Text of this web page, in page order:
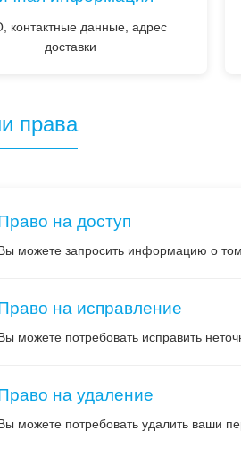
контактные данные, адрес
доставки
права
на доступ
можете запросить информацию о
на исправление
можете потребовать исправить
на удаление
можете потребовать удалить ваши